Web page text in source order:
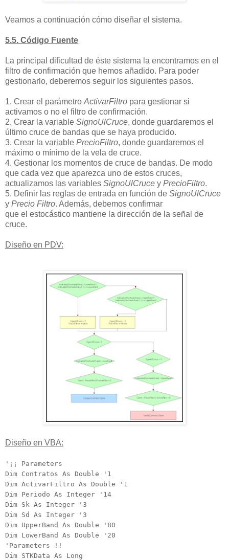
Veamos a continuación cómo diseñar el sistema.
5.5. Código Fuente
La principal dificultad de éste sistema la encontramos en el
filtro de confirmación que hemos añadido. Para poder
gestionarlo, deberemos seguir los siguientes pasos.
1. Crear el parámetro ActivarFiltro para gestionar si
activamos o no el filtro de confirmación.
2. Crear la variable SignoUlCruce, donde guardaremos el
último cruce de bandas que se haya producido.
3. Crear la variable PrecioFiltro, donde guardaremos el
máximo o mínimo de la vela de cruce.
4. Gestionar los momentos de cruce de bandas. De modo
que cada vez que aparezca uno de estos cruces,
actualizamos las variables SignoUlCruce y PrecioFiltro.
5. Definir las reglas de entrada en función de SignoUlCruce
y Precio Filtro. Además, debemos confirmar
que el estocástico mantiene la dirección de la señal de
cruce.
Diseño en PDV:
Diseño en VBA:
'¡¡ Parameters
Dim Contratos As Double '1
Dim ActivarFiltro As Double '1
Dim Periodo As Integer '14
Dim Sk As Integer '3
Dim Sd As Integer '3
Dim UpperBand As Double '80
Dim LowerBand As Double '20
'Parameters !!
Dim STKData As Long